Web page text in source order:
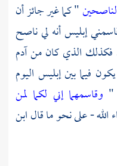
" كما غير جائز أن
إبليس أنه لي ناصح
. فكذلك الذي كان منآدم
فيما بين إبليس اليوم
" وقاسمهما إني لكما لمن
- على نحو ما قالابن